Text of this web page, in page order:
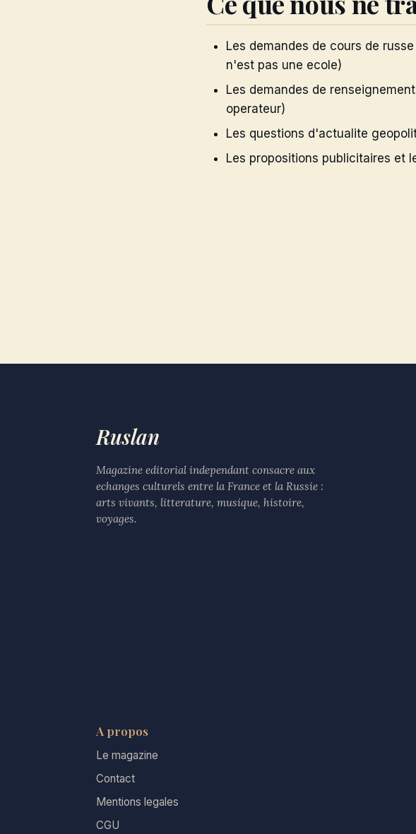
Les demandes de cours de
n'est pas une ecole)
Les demandes de
operateur)
Les questions d'actualite
Les propositions publicitaires et
Ruslan
Magazine editorial independant consacre aux
echanges culturels entre la France et la Russie :
arts vivants, litterature, musique, histoire,
voyages.
A propos
Le magazine
Contact
Mentions legales
CGU